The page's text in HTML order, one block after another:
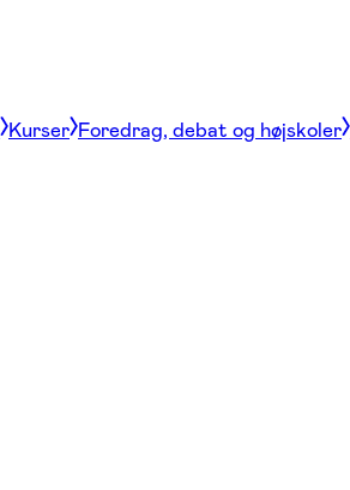
Kurser Foredrag, debat og højskoler